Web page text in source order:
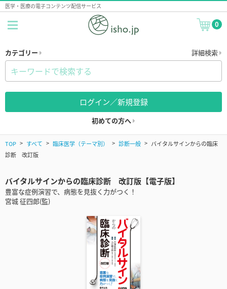
医学・医療の電子コンテンツ配信サービス
0
カテゴリー 詳細検索
ログイン／新規登録
初めての方へ
TOP すべて 臨床医学（テーマ別） 診断一般
バイタルサインからの臨床
診断 改訂版
バイタルサインからの臨床診断 改訂版【電子版】
豊富な症例演習で、病態を見抜く力がつく！
宮城 征四郎(監)